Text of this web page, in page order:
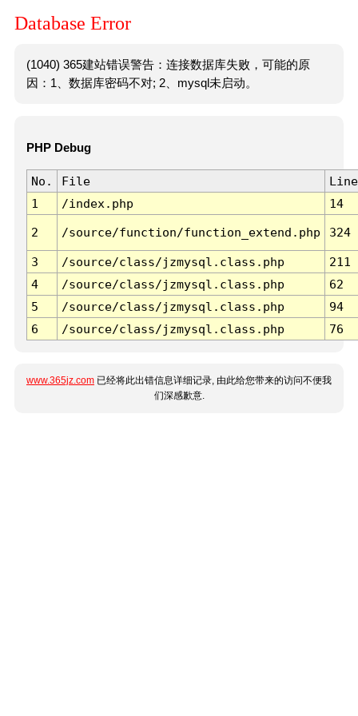
Database Error
(1040) 365建站错误警告：连接数据库失败，可能的原
因：1、数据库密码不对; 2、mysql未启动。
PHP Debug
No. File
Line
1
/index.php 14
2 /source/function/function_extend.php 324
3 /source/class/jzmysql.class.php
211
4
/source/class/jzmysql.class.php
62
5
/source/class/jzmysql.class.php
94
6
/source/class/jzmysql.class.php 76
www.365jz.com 已经将此出错信息详细记录, 由此给您带来的访问不便我
们深感歉意.